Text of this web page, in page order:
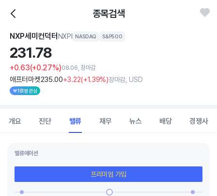
종목검색
NXP세미컨덕터 NXPI NASDAQ S&P500
231.78
+0.63(+0.27%)08.06, 장마감
애프터마켓235.00+3.22(+1.39%)장마감, USD
161명 관심
개요 진단 밸류 재무 뉴스 배당 경쟁사
밸류에이션
프리미엄 가입